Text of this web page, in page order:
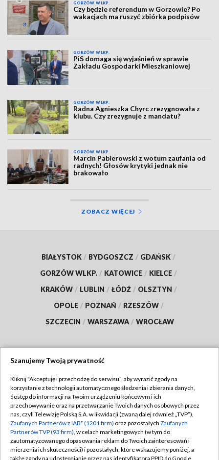
GORZÓW WLKP.
Czy będzie referendum w Gorzowie? Po
wakacjach ma ruszyć zbiórka podpisów
GORZÓW WLKP.
PiS domaga się wyjaśnień w sprawie
Zakładu Gospodarki Mieszkaniowej
GORZÓW WLKP.
Radna Agnieszka Chyrc zrezygnowała z
klubu. Czy zrezygnuje z mandatu?
GORZÓW WLKP.
Marcin Pabierowski z wotum zaufania od
radnych! Głosów krytyki jednak nie
brakowało
ZOBACZ WIĘCEJ
BIAŁYSTOK / BYDGOSZCZ / GDAŃSK /
GORZÓW WLKP. / KATOWICE / KIELCE /
KRAKÓW / LUBLIN / ŁÓDŹ / OLSZTYN /
OPOLE / POZNAŃ / RZESZÓW /
SZCZECIN / WARSZAWA / WROCŁAW
TVP
Abonament TVP
Emisja w TVP
Centrum informacji TVP
Naziemna Telewizja Cyfrowa
Regulamin TVP
Polityka prywatności
Moje zgody
Pomoc
Szanujemy Twoją prywatność
Kliknij "Akceptuję i przechodzę do serwisu", aby wyrazić zgody na
korzystanie z technologii automatycznego śledzenia i zbierania danych,
dostęp do informacji na Twoim urządzeniu końcowym i ich
przechowywanie oraz na przetwarzanie Twoich danych osobowych przez
nas, czyli Telewizję Polską S.A. w likwidacji (zwaną dalej również „TVP”),
Zaufanych Partnerów z IAB* (1201 firm) oraz pozostałych Zaufanych
Partnerów TVP (93 firm), w celach marketingowych (w tym do
zautomatyzowanego dopasowania reklam do Twoich zainteresowań i
mierzenia ich skuteczności) i pozostałych, które wskazujemy poniżej, a
także zgody na udostępnianie przez nas identyfikatora PPID do Google.